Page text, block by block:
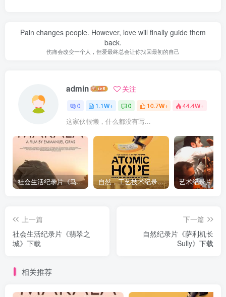
Pain changes people. However, love will finally guide them
back.
伤痛会改变一个人，但爱最终总会让你找回最初的自己
admin 关注
0 1.1W+ 0 10.7W+ 44.4W+
这家伙很懒，什么都没有写...
社会生活纪录片《马加拉 Makala》下载 自然，工艺技术纪录片《原子能的希望 Atomic Hope – Inside the Pro-Nuclear Movement》下载
上一篇
社会生活纪录片《翡翠之
城》下载
下一篇
自然纪录片《萨利机长
Sully》下载
相关推荐